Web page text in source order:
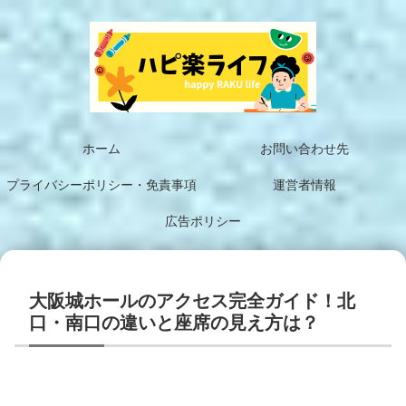
ホーム お問い合わせ先
プライバシーポリシー・免責事項 運営者情報
広告ポリシー
大阪城ホールのアクセス完全ガイド！北
口・南口の違いと座席の見え方は？